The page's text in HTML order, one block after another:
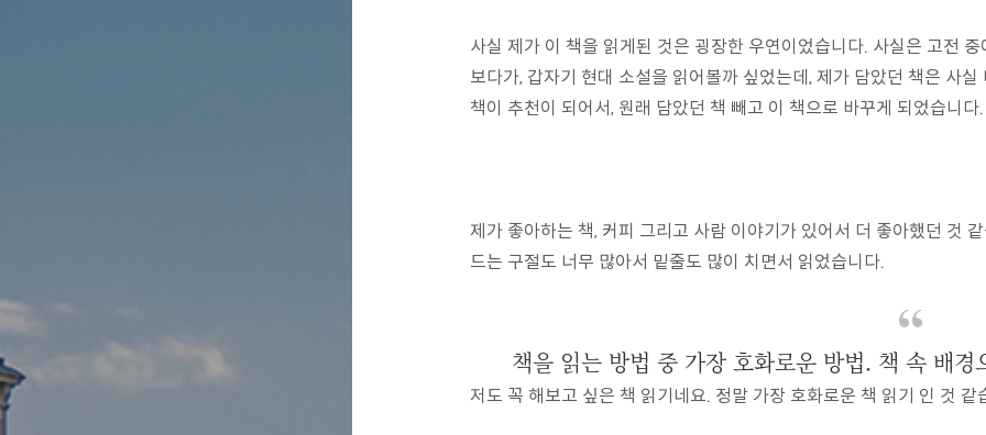
사실 제가 이 책을 읽게된 것은 굉장한 우연이었습니다. 사실은 고전
보다가, 갑자기 현대 소설을 읽어볼까 싶었는데, 제가 담았던 책은 사
책이 추천이 되어서, 원래 담았던 책 빼고 이 책으로 바꾸게 되었습니다.
제가 좋아하는 책, 커피 그리고 사람 이야기가 있어서 더 좋아했던 것
드는 구절도 너무 많아서 밑줄도 많이 치면서 읽었습니다.
책을 읽는 방법 중 가장 호화로운 방법. 책 속 배
저도 꼭 해보고 싶은 책 읽기네요. 정말 가장 호화로운 책 읽기 인 것 같